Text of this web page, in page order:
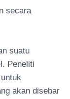
secara
suatu
Peneliti
akan disebar